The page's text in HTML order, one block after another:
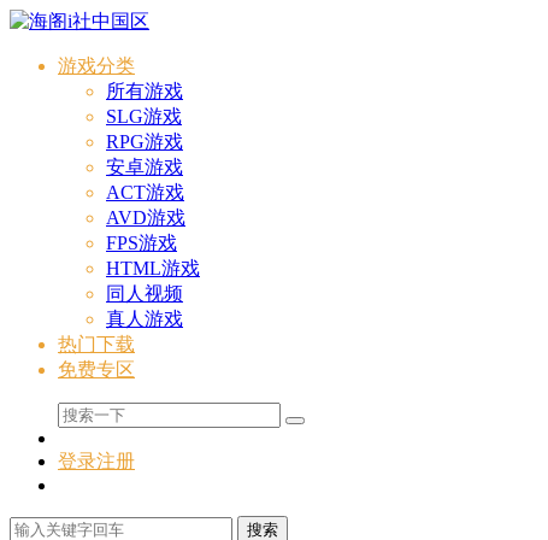
游戏分类
所有游戏
SLG游戏
RPG游戏
安卓游戏
ACT游戏
AVD游戏
FPS游戏
HTML游戏
同人视频
真人游戏
热门下载
免费专区
登录注册
搜索